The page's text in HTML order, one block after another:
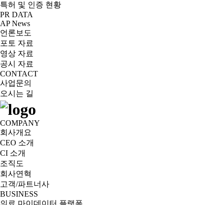
특허 및 인증 현황
PR DATA
AP News
언론보도
포토 자료
영상 자료
공시 자료
CONTACT
사업문의
오시는 길
COMPANY
회사개요
CEO 소개
CI 소개
조직도
회사연혁
고객/파트너사
BUSINESS